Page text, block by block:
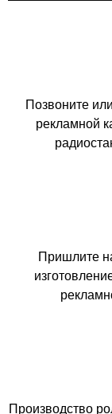
Позвоните
рекламной
Пришлите
Производство